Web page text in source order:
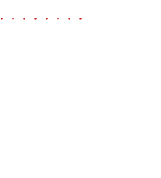
・・・・・・・